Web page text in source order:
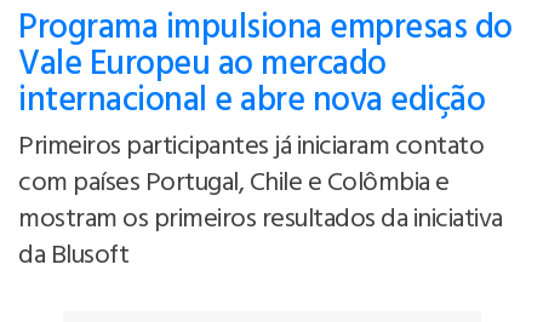
Programa impulsiona empresas do
Vale Europeu ao mercado
internacional e abre nova edição
Primeiros participantes já iniciaram contato
com países Portugal, Chile e Colômbia e
mostram os primeiros resultados da iniciativa
da Blusoft